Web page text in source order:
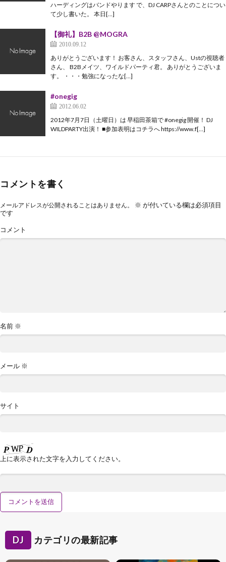
ハーディングはバンドやります で、DJ CARPさんとのことについ
て少し書いた。 本日[…]
【御礼】B2B @MOGRA
2010.09.12
ありがとうございます！ お客さん、スタッフさん、Ustの視聴者
さん、 B2Bメイツ、ワイルドパーティ君。 ありがとうございま
す。 ・・・勉強になったな[…]
#onegig
2012.06.02
2012年7月7日（土曜日）は 早稲田茶箱で #onegig 開催！ DJ
WILDPARTY出演！ ■参加表明はコチラへ https://www.f[…]
コメントを書く
メールアドレスが公開されることはありません。 ※ が付いている欄は必須項目
です
コメント
名前 ※
メール ※
サイト
上に表示された文字を入力してください。
DJ カテゴリの最新記事